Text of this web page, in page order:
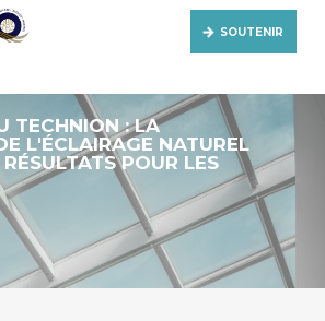
SOUTENIR
TECHNION : LA
L'ÉCLAIRAGE NATUREL
POUR LES